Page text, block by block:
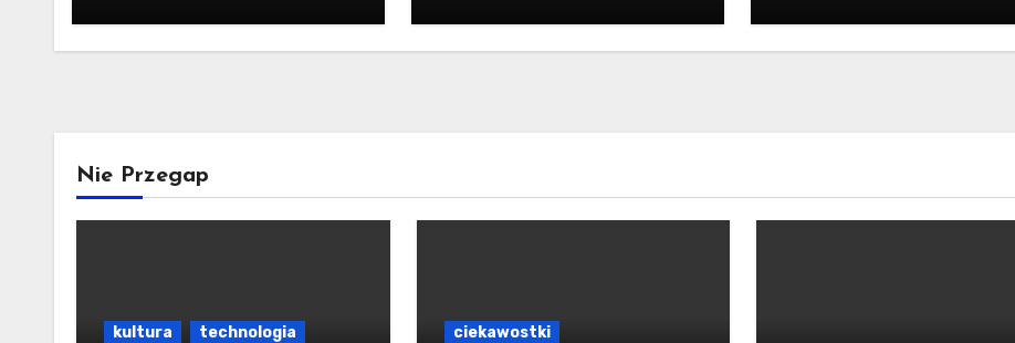
Nawrockiego
Nie Przegap
kultura technologia ciekawostki